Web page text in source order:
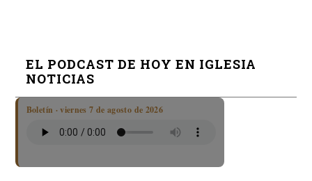
EL PODCAST DE HOY EN IGLESIA
NOTICIAS
Boletín · viernes 7 de agosto de 2026